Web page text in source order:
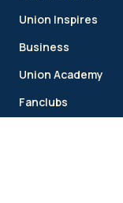
Union Inspires
Business
Union Academy
Fanclubs